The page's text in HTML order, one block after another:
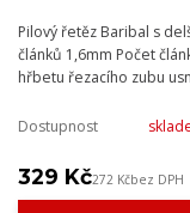
Pilový řetěz Baribal s
článků 1,6mm Počet
hřbetu řezacího zubu
Dostupnost
329 Kč272 Kčbez DPH